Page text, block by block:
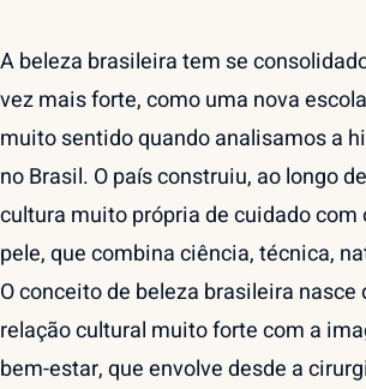
A beleza brasileira tem se
vez mais forte, como uma nova
muito sentido quando analisamos a
no Brasil. O país construiu, ao longo
cultura muito própria de cuidado com
pele, que combina ciência, técnica,
O conceito de beleza brasileira nasce
relação cultural muito forte com a
bem-estar, que envolve desde a